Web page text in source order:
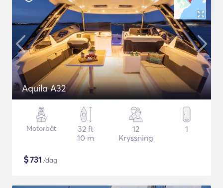
Aquila A32
Motorbåt
32 ft
10 m
12
Kryssning
1
$731 /dag